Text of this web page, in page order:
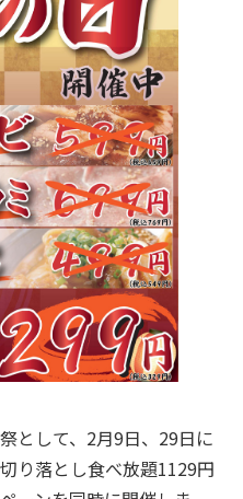
として、2月9日、29日に
り落とし食べ放題1129円